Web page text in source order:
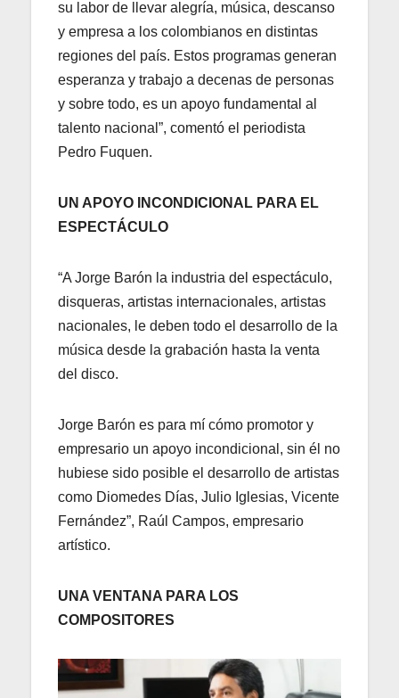
su labor de llevar alegría, música, descanso
y empresa a los colombianos en distintas
regiones del país. Estos programas generan
esperanza y trabajo a decenas de personas
y sobre todo, es un apoyo fundamental al
talento nacional”, comentó el periodista
Pedro Fuquen.
UN APOYO INCONDICIONAL PARA EL
ESPECTÁCULO
“A Jorge Barón la industria del espectáculo,
disqueras, artistas internacionales, artistas
nacionales, le deben todo el desarrollo de la
música desde la grabación hasta la venta
del disco.
Jorge Barón es para mí cómo promotor y
empresario un apoyo incondicional, sin él no
hubiese sido posible el desarrollo de artistas
como Diomedes Días, Julio Iglesias, Vicente
Fernández”, Raúl Campos, empresario
artístico.
UNA VENTANA PARA LOS
COMPOSITORES